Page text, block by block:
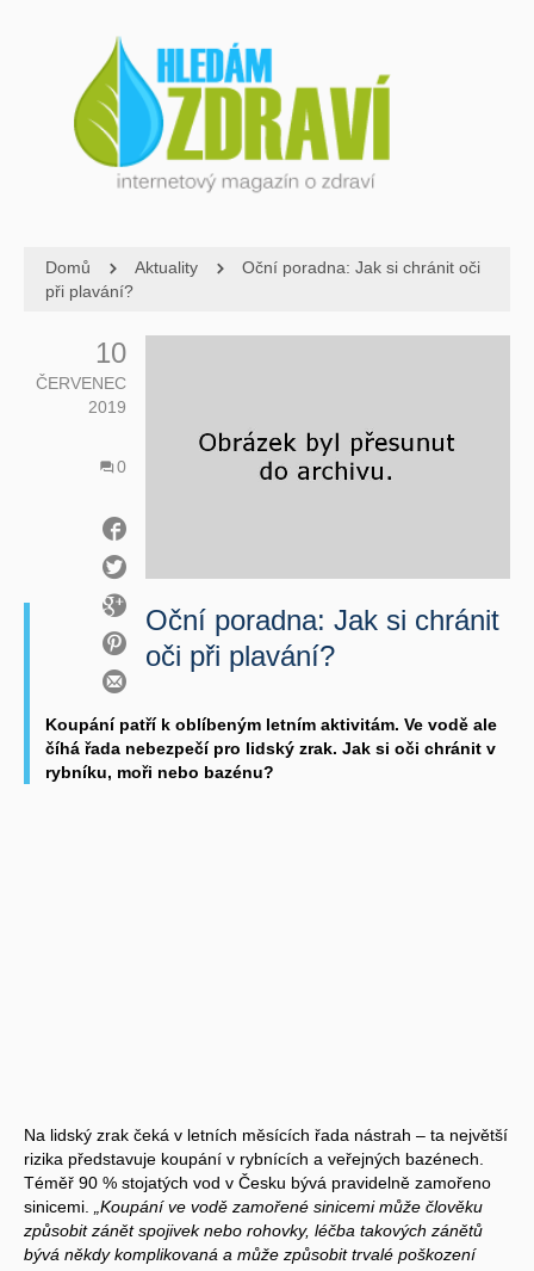
Domů Aktuality
Oční poradna: Jak si chránit oči
při plavání?
10
ČERVENEC
2019
0
Oční poradna: Jak si chránit
oči při plavání?
Koupání patří k oblíbeným letním aktivitám. Ve vodě ale
číhá řada nebezpečí pro lidský zrak. Jak si oči chránit v
rybníku, moři nebo bazénu?
Na lidský zrak čeká v letních měsících řada nástrah – ta největší
rizika představuje koupání v rybnících a veřejných bazénech.
Téměř 90 % stojatých vod v Česku bývá pravidelně zamořeno
sinicemi.
„Koupání ve vodě zamořené sinicemi může člověku
způsobit zánět spojivek nebo rohovky, léčba takových zánětů
bývá někdy komplikovaná a může způsobit trvalé poškození